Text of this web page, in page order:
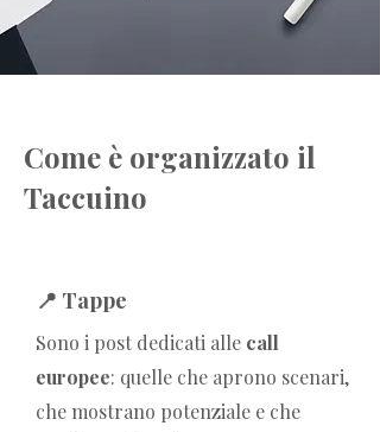
Come è organizzato il
Taccuino
📍 Tappe
Sono i post dedicati alle call
europee: quelle che aprono scenari,
che mostrano potenziale e che